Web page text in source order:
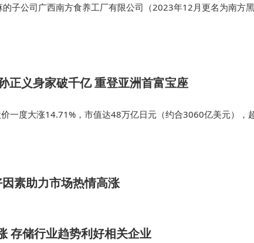
子公司广西南方食养工厂有限公司（2023年12月更名为南方黑
，非经营性资金占用…
正义身家破千亿 重登亚洲首富宝座
一度大涨14.71%，市值达48万亿日元（约合3060亿美元），
市，软银早期…
素助力市场热情高涨
存储行业趋势利好相关企业